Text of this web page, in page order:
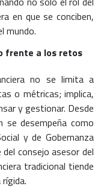
en que se conciben,
mundo.
frente a los retos
no se limita a
o métricas; implica,
y gestionar. Desde
se desempeña como
y de Gobernanza
consejo asesor del
tradicional tiende